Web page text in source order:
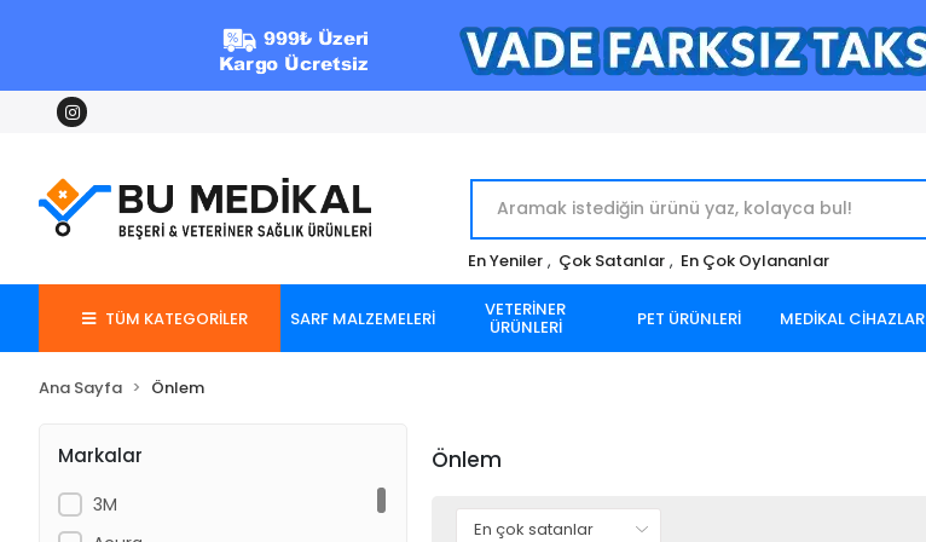
En Yeniler , Çok Satanlar , En Çok Oylananlar
TÜM KATEGORİLER SARF MALZEMELERİ VETERİNER
ÜRÜNLERİ PET ÜRÜNLERİ MEDİKAL CİHAZLAR
Ana Sayfa Önlem
Markalar
3M
Önlem